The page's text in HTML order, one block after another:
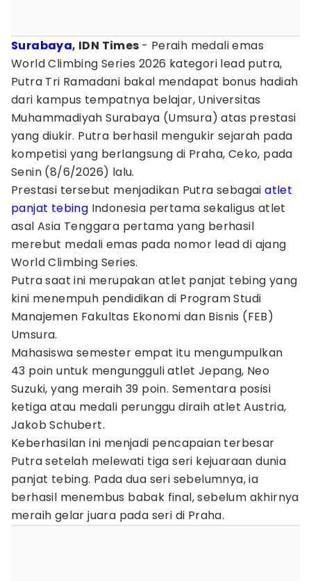
Surabaya, IDN Times - Peraih medali emas
World Climbing Series 2026 kategori lead putra,
Putra Tri Ramadani bakal mendapat bonus hadiah
dari kampus tempatnya belajar, Universitas
Muhammadiyah Surabaya (Umsura) atas prestasi
yang diukir. Putra berhasil mengukir sejarah pada
kompetisi yang berlangsung di Praha, Ceko, pada
Senin (8/6/2026) lalu.
Prestasi tersebut menjadikan Putra sebagaiatlet
panjat tebing Indonesia pertama sekaligus atlet
asal Asia Tenggara pertama yang berhasil
merebut medali emas pada nomor lead di ajang
World Climbing Series.
Putra saat ini merupakan atlet panjat tebing yang
kini menempuh pendidikan di Program Studi
Manajemen Fakultas Ekonomi dan Bisnis (FEB)
Umsura.
Mahasiswa semester empat itu mengumpulkan
43 poin untuk mengungguli atlet Jepang, Neo
Suzuki, yang meraih 39 poin. Sementara posisi
ketiga atau medali perunggu diraih atlet Austria,
Jakob Schubert.
Keberhasilan ini menjadi pencapaian terbesar
Putra setelah melewati tiga seri kejuaraan dunia
panjat tebing. Pada dua seri sebelumnya, ia
berhasil menembus babak final, sebelum akhirnya
meraih gelar juara pada seri di Praha.